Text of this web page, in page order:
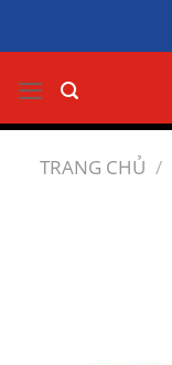
dung
TRANG CHỦ /